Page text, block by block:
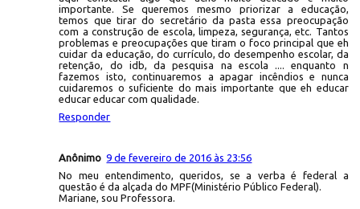
importante. Se queremos mesmo priorizar a educação,
temos que tirar do secretário da pasta essa preocupação
com a construção de escola, limpeza, segurança, etc. Tantos
problemas e preocupações que tiram o foco principal que eh
cuidar da educação, do currículo, do desempenho escolar, da
retenção, do idb, da pesquisa na escola .... enquanto n
fazemos isto, continuaremos a apagar incêndios e nunca
cuidaremos o suficiente do mais importante que eh educar
educar educar com qualidade.
Responder
Anônimo 9 de fevereiro de 2016 às 23:56
No meu entendimento, queridos, se a verba é federal a
questão é da alçada do MPF(Ministério Público Federal).
Mariane, sou Professora.